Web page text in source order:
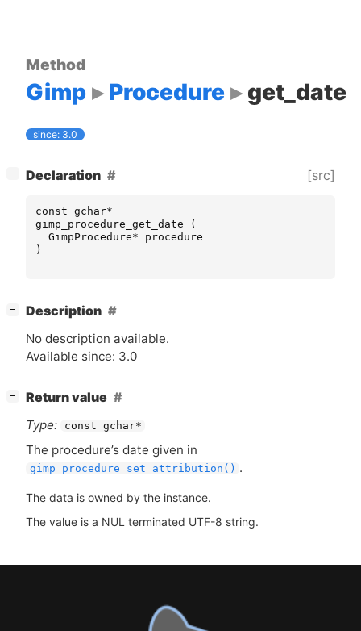
Method
Gimp Procedure get_date
since: 3.0
− Declaration [src]
const gchar*
gimp_procedure_get_date
(
GimpProcedure*
procedure
)
−
Description
No description available.
Available since: 3.0
−
Return value
Type:
const gchar*
The procedure’s date given in
gimp_procedure_set_attribution() .
The data is owned by the instance.
The value is a NUL terminated UTF-8 string.